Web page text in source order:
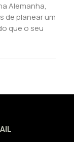
Alemanha,
de planear um
que o seu